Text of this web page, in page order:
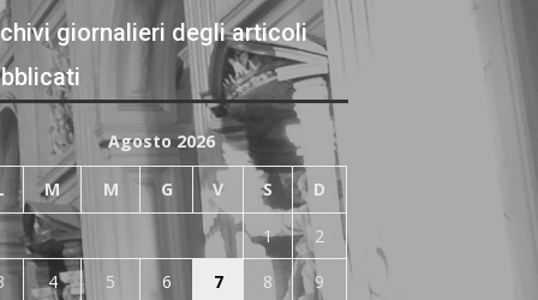
giornalieri degli articoli
Agosto 2026
M M G V S D
1
2
4 5 6 7 8 9